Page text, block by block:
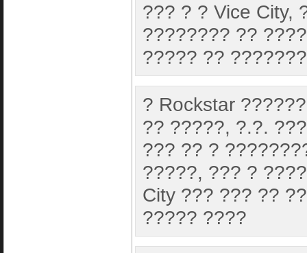
??? ? ? Vice City,
???????? ??
????? ??
? Rockstar
?? ?????, ?.?.
??? ?? ?
?????, ??? ?
City ??? ??? ??
????? ????